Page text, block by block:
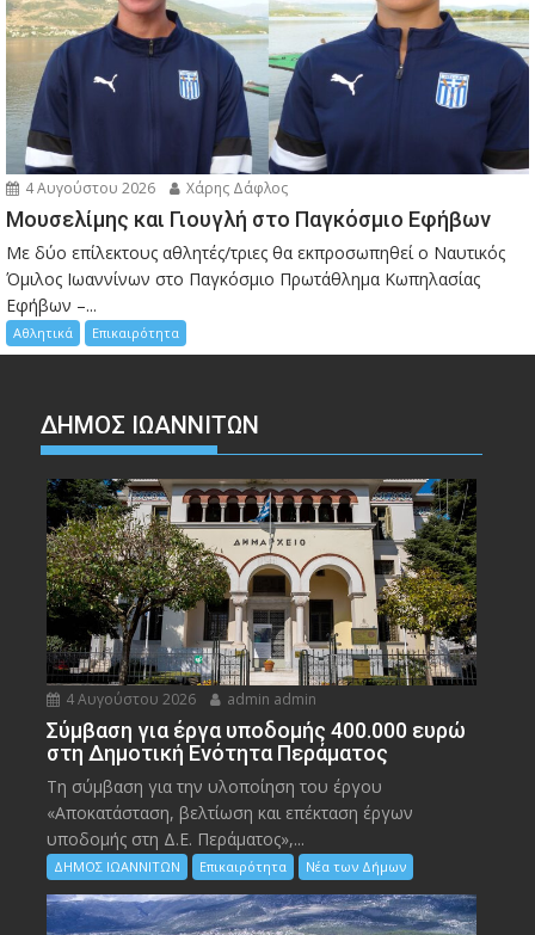
4 Αυγούστου 2026 Χάρης Δάφλος
Μουσελίμης και Γιουγλή στο Παγκόσμιο Εφήβων
Mε δύο επίλεκτους αθλητές/τριες θα εκπροσωπηθεί ο Ναυτικός
Όμιλος Ιωαννίνων στο Παγκόσμιο Πρωτάθλημα Κωπηλασίας
Εφήβων –...
Αθλητικά Επικαιρότητα
ΔΗΜΟΣ ΙΩΑΝΝΙΤΩΝ
4 Αυγούστου 2026 admin admin
Σύμβαση για έργα υποδομής 400.000 ευρώ
στη Δημοτική Ενότητα Περάματος
Τη σύμβαση για την υλοποίηση του έργου
«Αποκατάσταση, βελτίωση και επέκταση έργων
υποδομής στη Δ.Ε. Περάματος»,...
ΔΗΜΟΣ ΙΩΑΝΝΙΤΩΝ Επικαιρότητα Νέα των Δήμων